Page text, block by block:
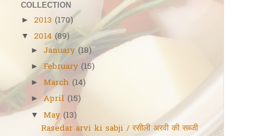
COLLECTION
► 2013 (170)
▼ 2014 (89)
►January (18)
►February (15)
►March (14)
►April (15)
▼ May (13)
Rasedar arvi ki sabji / रसीली अरवी की सब्जी